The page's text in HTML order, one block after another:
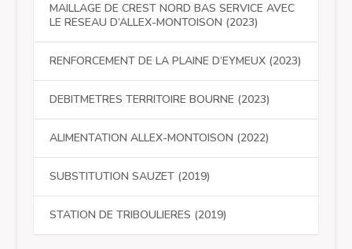
MAILLAGE DE CREST NORD BAS SERVICE AVEC
LE RESEAU D’ALLEX-MONTOISON (2023)
RENFORCEMENT DE LA PLAINE D’EYMEUX (2023)
DEBITMETRES TERRITOIRE BOURNE (2023)
ALIMENTATION ALLEX-MONTOISON (2022)
SUBSTITUTION SAUZET (2019)
STATION DE TRIBOULIERES (2019)